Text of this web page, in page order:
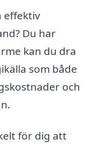
effektiv
Du har
kan du dra
som både
och
för dig att